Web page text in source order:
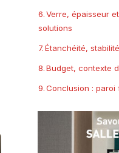
Verre, épaisseur
solutions
Étanchéité,
Budget, contexte
Conclusion : paroi